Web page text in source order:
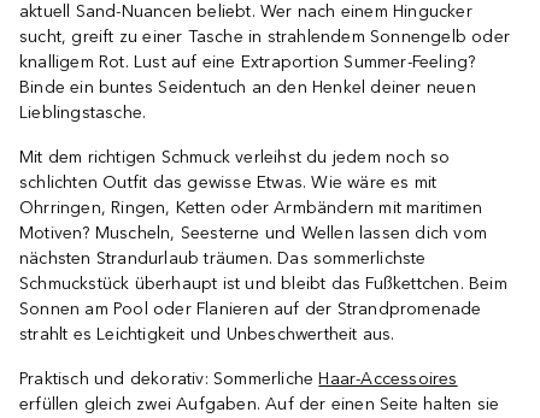
aktuell Sand-Nuancen beliebt. Wer nach einem Hingucker
sucht, greift zu einer Tasche in strahlendem Sonnengelb oder
knalligem Rot. Lust auf eine Extraportion Summer-Feeling?
Binde ein buntes Seidentuch an den Henkel deiner neuen
Lieblingstasche.
Mit dem richtigen Schmuck verleihst du jedem noch so
schlichten Outfit das gewisse Etwas. Wie wäre es mit
Ohrringen, Ringen, Ketten oder Armbändern mit maritimen
Motiven? Muscheln, Seesterne und Wellen lassen dich vom
nächsten Strandurlaub träumen. Das sommerlichste
Schmuckstück überhaupt ist und bleibt das Fußkettchen. Beim
Sonnen am Pool oder Flanieren auf der Strandpromenade
strahlt es Leichtigkeit und Unbeschwertheit aus.
Praktisch und dekorativ: SommerlicheHaar-Accessoires
erfüllen gleich zwei Aufgaben. Auf der einen Seite halten sie